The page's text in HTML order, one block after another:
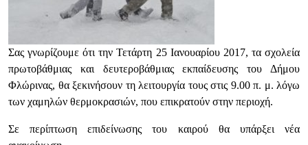
Σας γνωρίζουμε ότι την Τετάρτη 25 Ιανουαρίου 2017, τα σχολεία
πρωτοβάθμιας και δευτεροβάθμιας εκπαίδευσης του Δήμου
Φλώρινας, θα ξεκινήσουν τη λειτουργία τους στις 9.00 π. μ. λόγω
των χαμηλών θερμοκρασιών, που επικρατούν στην περιοχή.
Σε περίπτωση επιδείνωσης του καιρού θα υπάρξει νέα